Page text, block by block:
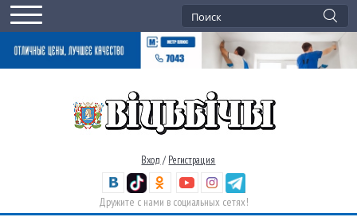
Вход / Регистрация
Дружите с нами в социальных сетях!